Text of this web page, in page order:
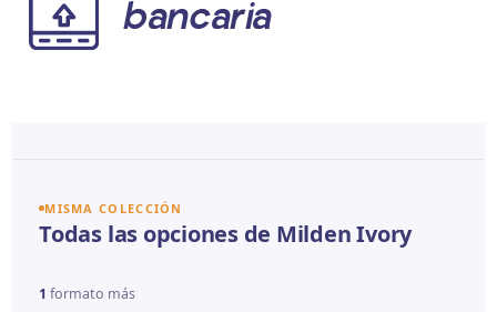
MISMA COLECCIÓN
Todas las opciones de Milden Ivory
1 formato más